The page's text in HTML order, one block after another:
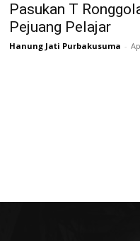
Pasukan T
Pejuang Pelajar
Hanung Jati Purbakusuma -